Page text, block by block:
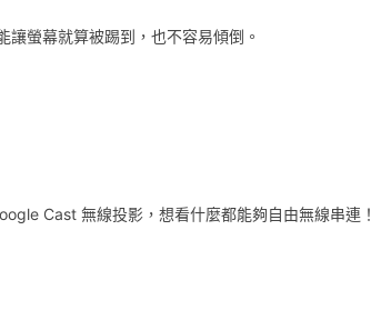
螢幕就算被踢到，也不容易傾倒。
Cast 無線投影，想看什麼都能夠自由無線串連！